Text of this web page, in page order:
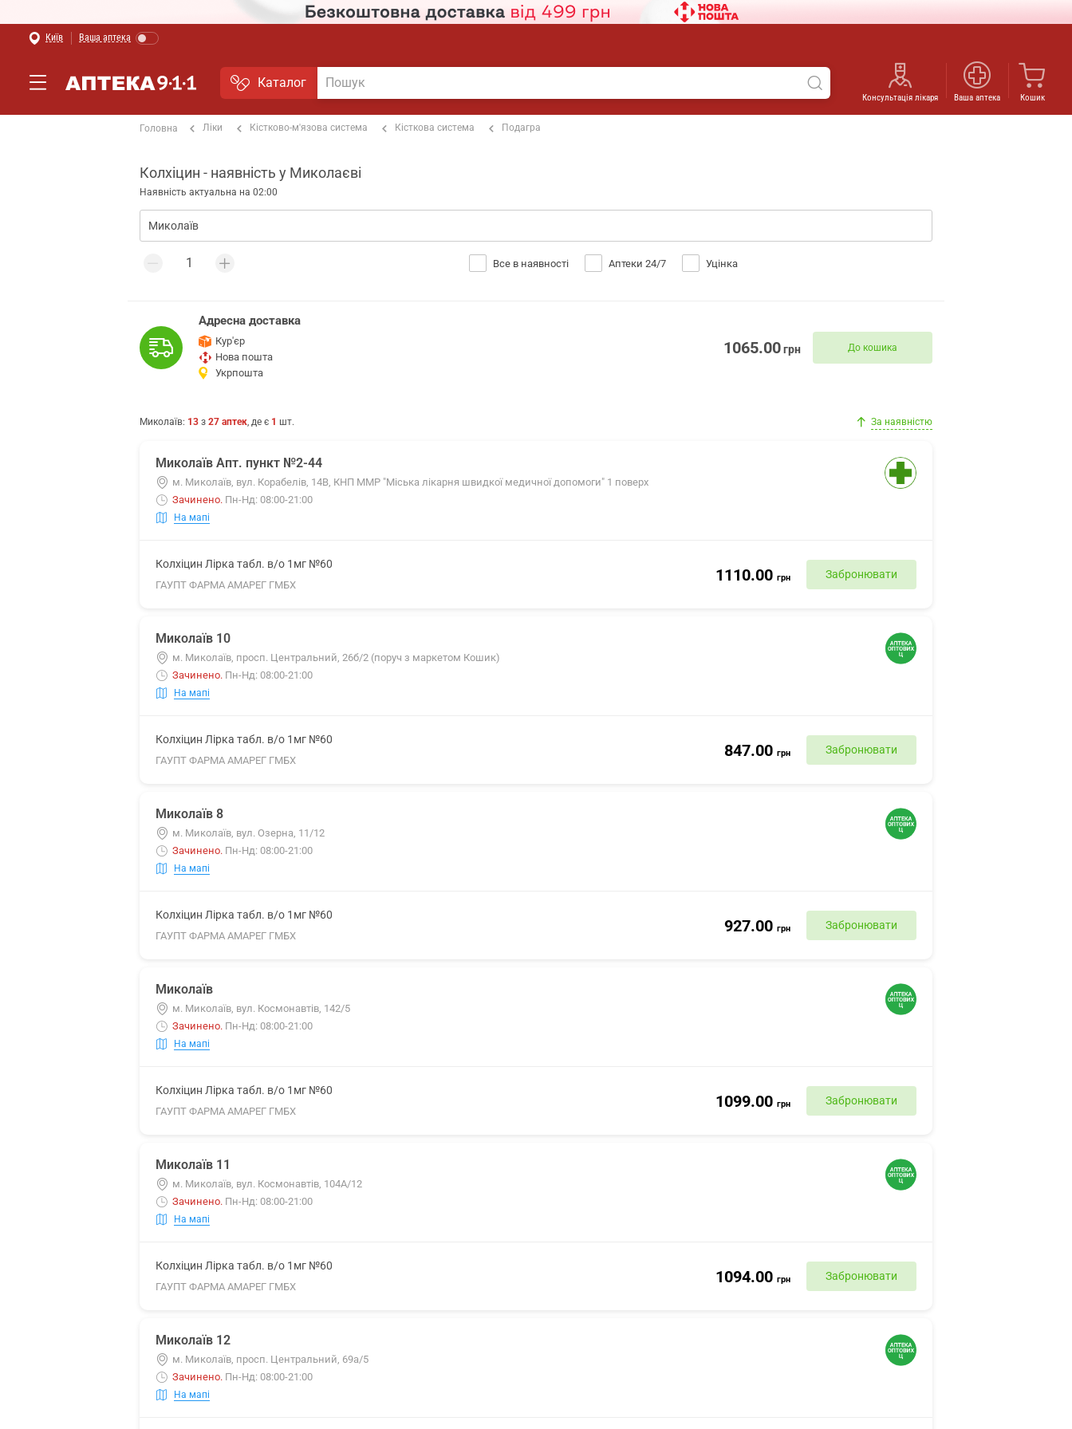
Київ Ваша аптека
Каталог
Консультація лікаря Ваша аптека Кошик
Головна Ліки Кістково-м'язова система Кісткова система Подагра
Колхіцин - наявність у Миколаєві
Наявність актуальна на 02:00
Все в наявності Аптеки 24/7 Уцінка
Адресна доставка
Кур'єр
Нова пошта
Укрпошта
1065.00грн До кошика
Миколаїв: 13 з 27 аптек, де є 1 шт. За наявністю
Миколаїв Апт. пункт №2-44
м. Миколаїв, вул. Корабелів, 14В, КНП ММР "Міська лікарня швидкої медичної допомоги" 1 поверх
Зачинено. Пн-Нд: 08:00-21:00
На мапі
Колхіцин Лірка табл. в/о 1мг №60
ГАУПТ ФАРМА АМАРЕГ ГМБХ
1110.00 грн Забронювати
Миколаїв 10
м. Миколаїв, просп. Центральний, 26б/2 (поруч з маркетом Кошик)
Зачинено. Пн-Нд: 08:00-21:00
На мапі
Колхіцин Лірка табл. в/о 1мг №60
ГАУПТ ФАРМА АМАРЕГ ГМБХ
847.00 грн Забронювати
Миколаїв 8
м. Миколаїв, вул. Озерна, 11/12
Зачинено. Пн-Нд: 08:00-21:00
На мапі
Колхіцин Лірка табл. в/о 1мг №60
ГАУПТ ФАРМА АМАРЕГ ГМБХ
927.00 грн Забронювати
Миколаїв
м. Миколаїв, вул. Космонавтів, 142/5
Зачинено. Пн-Нд: 08:00-21:00
На мапі
Колхіцин Лірка табл. в/о 1мг №60
ГАУПТ ФАРМА АМАРЕГ ГМБХ
1099.00 грн Забронювати
Миколаїв 11
м. Миколаїв, вул. Космонавтів, 104А/12
Зачинено. Пн-Нд: 08:00-21:00
На мапі
Колхіцин Лірка табл. в/о 1мг №60
ГАУПТ ФАРМА АМАРЕГ ГМБХ
1094.00 грн Забронювати
Миколаїв 12
м. Миколаїв, просп. Центральний, 69а/5
Зачинено. Пн-Нд: 08:00-21:00
На мапі